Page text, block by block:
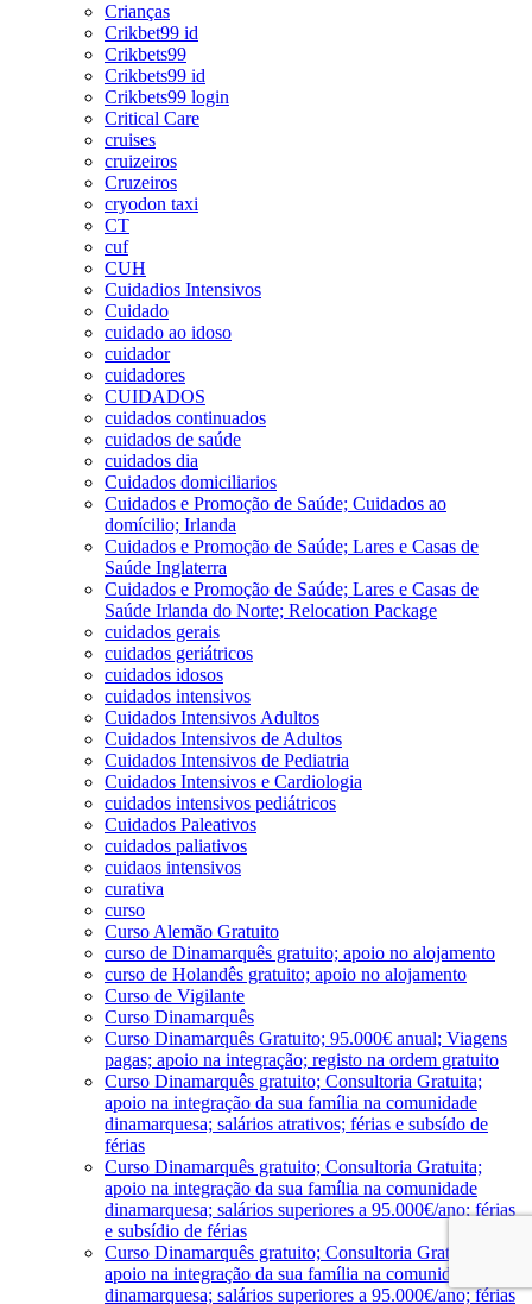
Crianças
Crikbet99 id
Crikbets99
Crikbets99 id
Crikbets99 login
Critical Care
cruises
cruizeiros
Cruzeiros
cryodon taxi
CT
cuf
CUH
Cuidadios Intensivos
Cuidado
cuidado ao idoso
cuidador
cuidadores
CUIDADOS
cuidados continuados
cuidados de saúde
cuidados dia
Cuidados domiciliarios
Cuidados e Promoção de Saúde; Cuidados ao
domícilio; Irlanda
Cuidados e Promoção de Saúde; Lares e Casas de
Saúde Inglaterra
Cuidados e Promoção de Saúde; Lares e Casas de
Saúde Irlanda do Norte; Relocation Package
cuidados gerais
cuidados geriátricos
cuidados idosos
cuidados intensivos
Cuidados Intensivos Adultos
Cuidados Intensivos de Adultos
Cuidados Intensivos de Pediatria
Cuidados Intensivos e Cardiologia
cuidados intensivos pediátricos
Cuidados Paleativos
cuidados paliativos
cuidaos intensivos
curativa
curso
Curso Alemão Gratuito
curso de Dinamarquês gratuito; apoio no alojamento
curso de Holandês gratuito; apoio no alojamento
Curso de Vigilante
Curso Dinamarquês
Curso Dinamarquês Gratuito; 95.000€ anual; Viagens
pagas; apoio na integração; registo na ordem gratuito
Curso Dinamarquês gratuito; Consultoria Gratuita;
apoio na integração da sua família na comunidade
dinamarquesa; salários atrativos; férias e subsído de
férias
Curso Dinamarquês gratuito; Consultoria Gratuita;
apoio na integração da sua família na comunidade
dinamarquesa; salários superiores a 95.000€/ano; férias
e subsídio de férias
Curso Dinamarquês gratuito; Consultoria Gratuita;
apoio na integração da sua família na comunidade
dinamarquesa; salários superiores a 95.000€/ano; férias